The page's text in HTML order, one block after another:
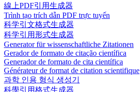
線上PDF引用生成器
Trình tạo trích dẫn PDF trực tuyến
科学引文格式生成器
科学引用形式生成器
Generator für wissenschaftliche Zitationen
Gerador de formato de citação científica
Generador de formato de cita científica
Générateur de format de citation scientifique
과학 인용 형식 생성기
科學引用格式生成器